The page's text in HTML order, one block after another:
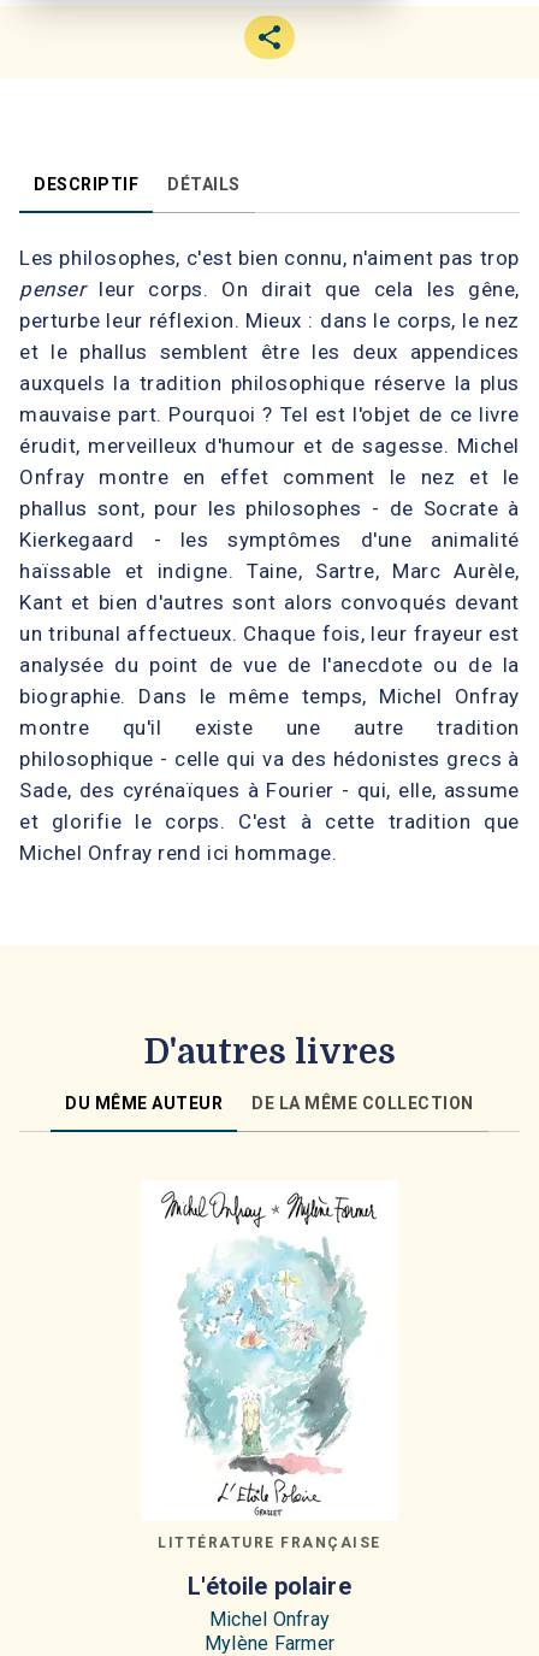
DESCRIPTIF DÉTAILS
Les philosophes, c'est bien connu, n'aiment pas trop
penserleur corps. On dirait que cela les gêne,
perturbe leur réflexion. Mieux : dans le corps, le nez
et le phallus semblent être les deux appendices
auxquels la tradition philosophique réserve la plus
mauvaise part. Pourquoi ? Tel est l'objet de ce livre
érudit, merveilleux d'humour et de sagesse. Michel
Onfray montre en effet comment le nez et le
phallus sont, pour les philosophes - de Socrate à
Kierkegaard - les symptômes d'une animalité
haïssable et indigne. Taine, Sartre, Marc Aurèle,
Kant et bien d'autres sont alors convoqués devant
un tribunal affectueux. Chaque fois, leur frayeur est
analysée du point de vue de l'anecdote ou de la
biographie. Dans le même temps, Michel Onfray
montre qu'il existe une autre tradition
philosophique - celle qui va des hédonistes grecs à
Sade, des cyrénaïques à Fourier - qui, elle, assume
et glorifie le corps. C'est à cette tradition que
Michel Onfray rend ici hommage.
D'autres livres
DU MÊME AUTEUR DE LA MÊME COLLECTION
LITTÉRATURE FRANÇAISE
L'étoile polaire
Michel Onfray
Mylène Farmer